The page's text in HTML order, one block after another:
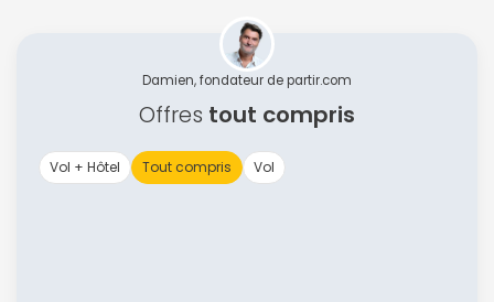
Damien, fondateur de partir.com
Offres tout compris
Vol + Hôtel Tout compris Vol